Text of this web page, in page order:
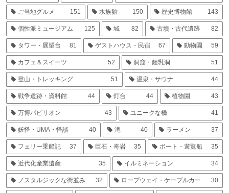
ご当地グルメ 151 水族館 150 歴史博物館 143
個性派ミュージアム 125 城 82 古墳・古代遺跡 82
タワー・展望台 81 ゲストハウス・民宿 67 動物園 59
カフェ＆スイーツ 52 洞窟・鍾乳洞 51
登山・トレッキング 51 温泉・サウナ 44
戦争遺跡・資料館 44 灯台 44 植物園 43
万博パビリオン 43 ユニークな橋 41
妖怪・UMA・怪談 40 滝 40 ラーメン 37
フェリー乗船記 37 巨石・奇岩 35 ボート・遊覧船 35
近代化産業遺産 35 イルミネーション 34
ノスタルジックな街並み 32 ロープウェイ・ケーブルカー 30